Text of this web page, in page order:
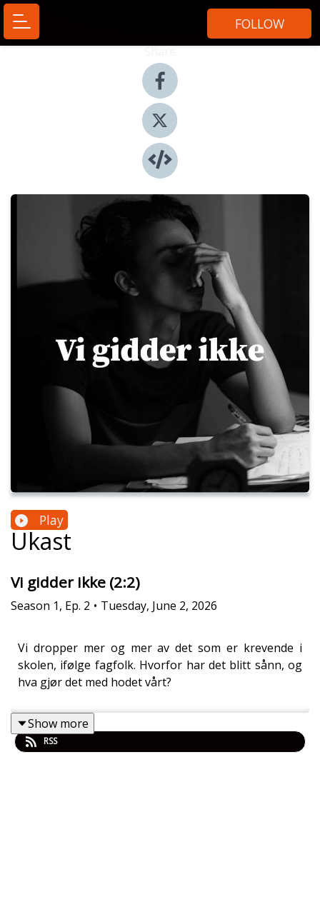
FOLLOW
Share
Play
Ukast
Vi gidder ikke (2:2)
Season 1, Ep. 2 • Tuesday, June 2, 2026
Vi dropper mer og mer av det som er krevende i
skolen, ifølge fagfolk. Hvorfor har det blitt sånn, og
hva gjør det med hodet vårt?
Show more
RSS